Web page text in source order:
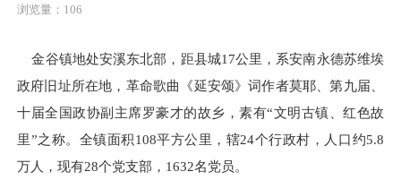
浏览量： 106
金谷镇地处安溪东北部，距县城17公里 ，系安南永德苏维埃
政府旧址所在地，革命歌曲《延安颂》词作者莫耶、第九届、
十届全国政协副主席罗豪才的故乡，素有“文明古镇、红色故
里”之称。 全镇面积108平方公里 ， 辖24个行政村，人口约5.8
万人，现有28个党支部 ， 1632名党员。